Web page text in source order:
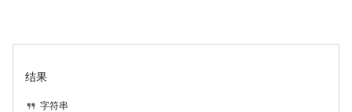
结果
字符串